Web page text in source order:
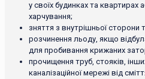
у своїх будинках та квартирах
харчування;
зняття з внутрішньої сторони
розчинення льоду, якщо
для пробивання крижаних
прочищення труб, стояків,
каналізаційної мережі від